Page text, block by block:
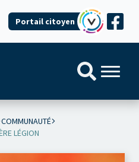
Portail citoyen
COMMUNAUTÉ
LÉGION